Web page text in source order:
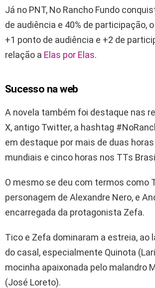
Já no PNT, No Rancho Fundo
de audiência e 40% de participação,
+1 ponto de audiência e +2 de
relação a Elas por Elas.
Sucesso na web
A novela também foi destaque nas
X, antigo Twitter, a hashtag
em destaque por mais de duas
mundiais e cinco horas nos TTs
O mesmo se deu com termos como
personagem de Alexandre Nero, e
encarregada da protagonista Zefa.
Tico e Zefa dominaram a estreia, ao
do casal, especialmente Quinota
mocinha apaixonada pelo malandro
(José Loreto).